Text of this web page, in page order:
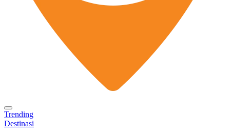
Trending
Destinasi